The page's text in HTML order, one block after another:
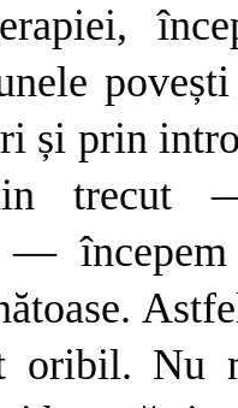
și prin
trecut
—
oribil. Nu